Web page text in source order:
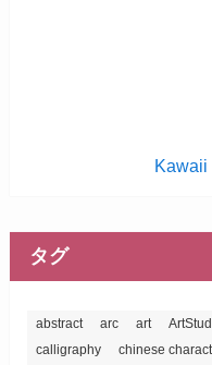
Kawaii
タグ
abstract arc art
calligraphy
chinese